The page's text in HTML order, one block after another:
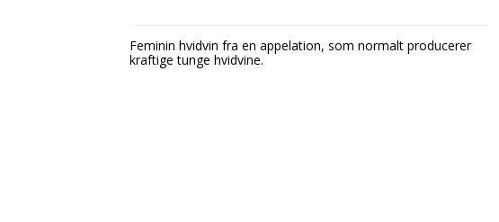
Feminin hvidvin fra en appelation, som normalt producerer
kraftige tunge hvidvine.